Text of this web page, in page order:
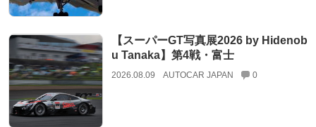
【スーパーGT写真展2026 by Hidenob
u Tanaka】第4戦・富士
2026.08.09 AUTOCAR JAPAN 0